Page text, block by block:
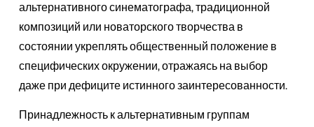
альтернативного синематографа, традиционной
композиций или новаторского творчества в
состоянии укреплять общественный положение в
специфических окружении, отражаясь на выбор
даже при дефиците истинного заинтересованности.
Принадлежность к альтернативным группам